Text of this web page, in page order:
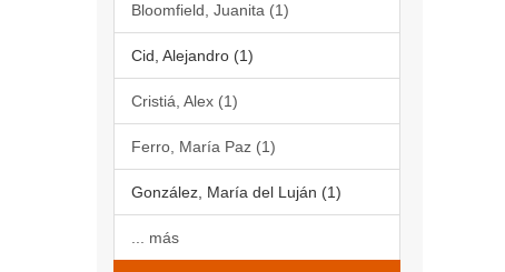
Bloomfield, Juanita (1)
Cid, Alejandro (1)
Cristiá, Alex (1)
Ferro, María Paz (1)
González, María del Luján (1)
... más